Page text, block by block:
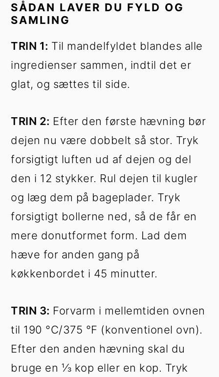
SÅDAN LAVER DU FYLD OG
SAMLING
TRIN 1: Til mandelfyldet blandes alle
ingredienser sammen, indtil det er
glat, og sættes til side.
TRIN 2: Efter den første hævning bør
dejen nu være dobbelt så stor. Tryk
forsigtigt luften ud af dejen og del
den i 12 stykker. Rul dejen til kugler
og læg dem på bageplader. Tryk
forsigtigt bollerne ned, så de får en
mere donutformet form. Lad dem
hæve for anden gang på
køkkenbordet i 45 minutter.
TRIN 3: Forvarm i mellemtiden ovnen
til 190 °C/375 °F (konventionel ovn).
Efter den anden hævning skal du
bruge en ⅓ kop eller en kop. Tryk